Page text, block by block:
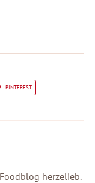
PINTEREST
herzelieb.